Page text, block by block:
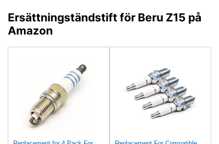
Ersättningständstift för Beru Z15 på
Amazon